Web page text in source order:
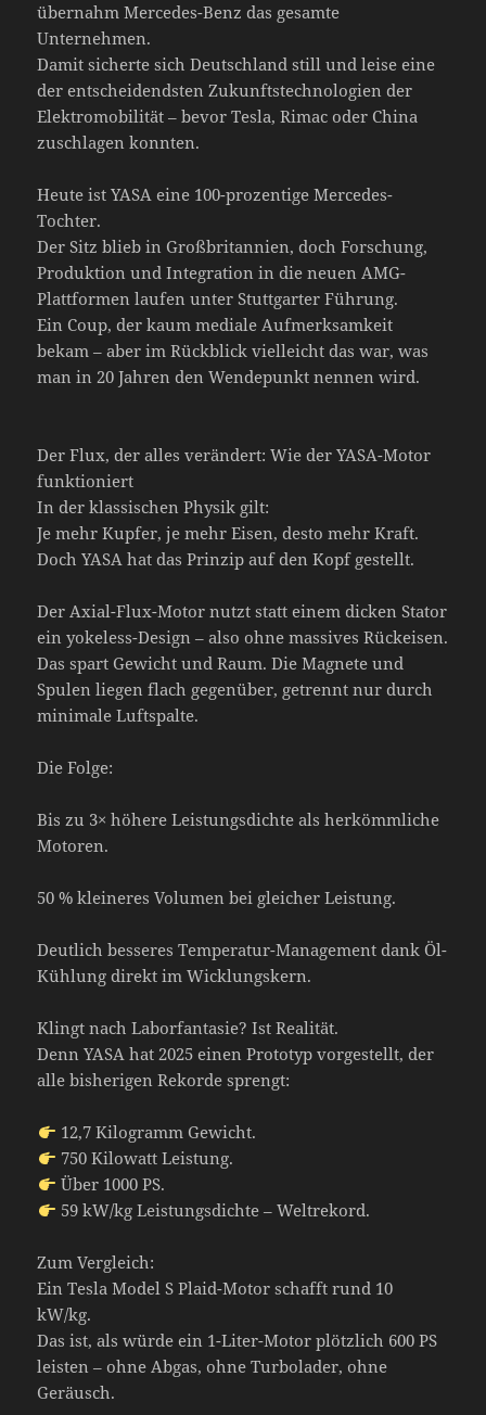
übernahm Mercedes-Benz das gesamte
Unternehmen.
Damit sicherte sich Deutschland still und leise eine
der entscheidendsten Zukunftstechnologien der
Elektromobilität – bevor Tesla, Rimac oder China
zuschlagen konnten.
Heute ist YASA eine 100-prozentige Mercedes-
Tochter.
Der Sitz blieb in Großbritannien, doch Forschung,
Produktion und Integration in die neuen AMG-
Plattformen laufen unter Stuttgarter Führung.
Ein Coup, der kaum mediale Aufmerksamkeit
bekam – aber im Rückblick vielleicht das war, was
man in 20 Jahren den Wendepunkt nennen wird.
Der Flux, der alles verändert: Wie der YASA-Motor
funktioniert
In der klassischen Physik gilt:
Je mehr Kupfer, je mehr Eisen, desto mehr Kraft.
Doch YASA hat das Prinzip auf den Kopf gestellt.
Der Axial-Flux-Motor nutzt statt einem dicken Stator
ein yokeless-Design – also ohne massives Rückeisen.
Das spart Gewicht und Raum. Die Magnete und
Spulen liegen flach gegenüber, getrennt nur durch
minimale Luftspalte.
Die Folge:
Bis zu 3× höhere Leistungsdichte als herkömmliche
Motoren.
50 % kleineres Volumen bei gleicher Leistung.
Deutlich besseres Temperatur-Management dank Öl-
Kühlung direkt im Wicklungskern.
Klingt nach Laborfantasie? Ist Realität.
Denn YASA hat 2025 einen Prototyp vorgestellt, der
alle bisherigen Rekorde sprengt:
12,7 Kilogramm Gewicht.
750 Kilowatt Leistung.
Über 1000 PS.
59 kW/kg Leistungsdichte – Weltrekord.
Zum Vergleich:
Ein Tesla Model S Plaid-Motor schafft rund 10
kW/kg.
Das ist, als würde ein 1-Liter-Motor plötzlich 600 PS
leisten – ohne Abgas, ohne Turbolader, ohne
Geräusch.